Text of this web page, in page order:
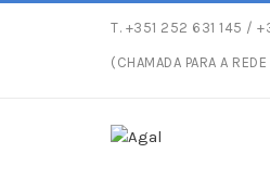
T. +351 252 631 145 /
(CHAMADA PARA A
Entregas gratuitas com